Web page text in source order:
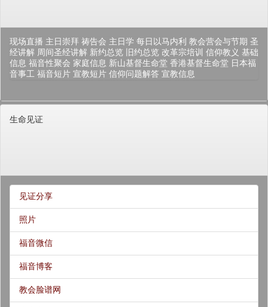
现场直播 主日崇拜 祷告会 主日学 每日以马内利 教会营会与节期 圣
经讲解 周间圣经讲解 新约总览 旧约总览 改革宗培训 信仰教义 基础
信息 福音性聚会 家庭信息 新山基督生命堂 香港基督生命堂 日本福
音事工 福音短片 宣教短片 信仰问题解答 宣教信息
生命见证
见证分享
照片
福音微信
福音博客
教会脸谱网